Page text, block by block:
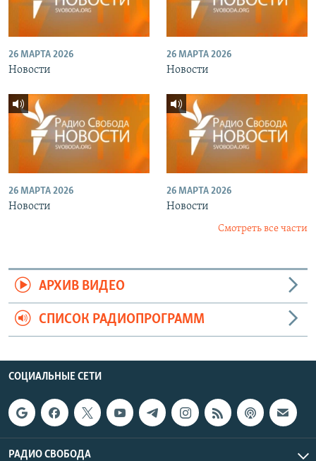
26 МАРТА 2026
Новости
26 МАРТА 2026
Новости
26 МАРТА 2026
Новости
26 МАРТА 2026
Новости
Смотреть все части
АРХИВ ВИДЕО
СПИСОК РАДИОПРОГРАММ
СОЦИАЛЬНЫЕ СЕТИ
РАДИО СВОБОДА